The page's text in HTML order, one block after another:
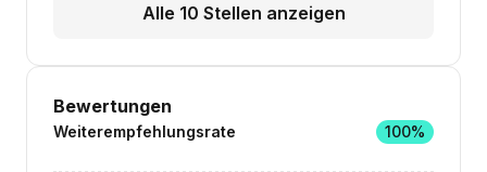
Alle 10 Stellen anzeigen
Bewertungen
Weiterempfehlungsrate 100%